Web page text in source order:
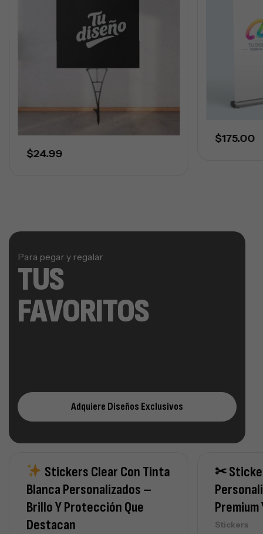
$24.99
$175.00
Para pegar y regalar
TUS
FAVORITOS
Adquiere Diseños Exclusivos
Stickers Clear Con Tinta
Blanca Personalizados –
Brillo Y Protección Que
Destacan
✂
Stickers